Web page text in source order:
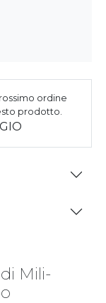
ordine
prodotto.
Mili-